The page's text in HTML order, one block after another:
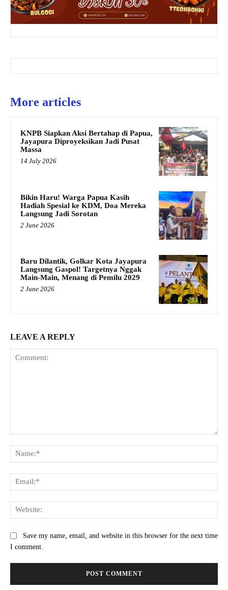
More articles
KNPB Siapkan Aksi Bertahap di Papua,
Jayapura Diproyeksikan Jadi Pusat
Massa
14 July 2026
Bikin Haru! Warga Papua Kasih
Hadiah Spesial ke KDM, Doa Mereka
Langsung Jadi Sorotan
2 June 2026
Baru Dilantik, Golkar Kota Jayapura
Langsung Gaspol! Targetnya Nggak
Main-Main, Menang di Pemilu 2029
2 June 2026
LEAVE A REPLY
Save my name, email, and website in this browser for the next time
I comment.